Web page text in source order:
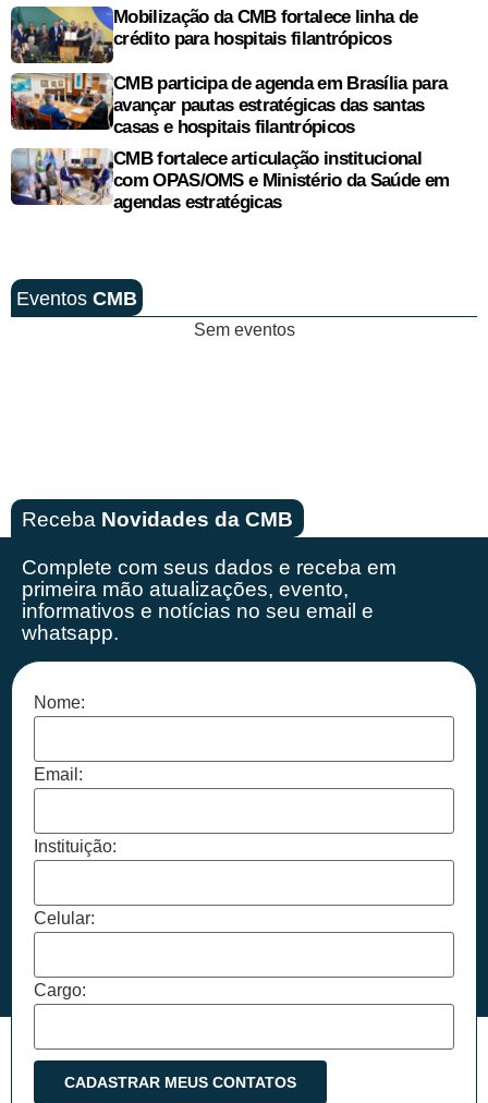
Mobilização da CMB fortalece linha de
crédito para hospitais filantrópicos
CMB participa de agenda em Brasília para
avançar pautas estratégicas das santas
casas e hospitais filantrópicos
CMB fortalece articulação institucional
com OPAS/OMS e Ministério da Saúde em
agendas estratégicas
Eventos CMB
Sem eventos
Receba Novidades da CMB
Complete com seus dados e receba em
primeira mão atualizações, evento,
informativos e notícias no seu email e
whatsapp.
Nome:
Email:
Instituição:
Celular:
Cargo: